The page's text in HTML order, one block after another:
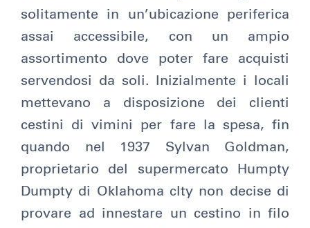
solitamente in un’ubicazione periferica
assai accessibile, con un ampio
assortimento dove poter fare acquisti
servendosi da soli. Inizialmente i locali
mettevano a disposizione dei clienti
cestini di vimini per fare la spesa, fin
quando nel 1937 Sylvan Goldman,
proprietario del supermercato Humpty
Dumpty di Oklahoma cIty non decise di
provare ad innestare un cestino in filo